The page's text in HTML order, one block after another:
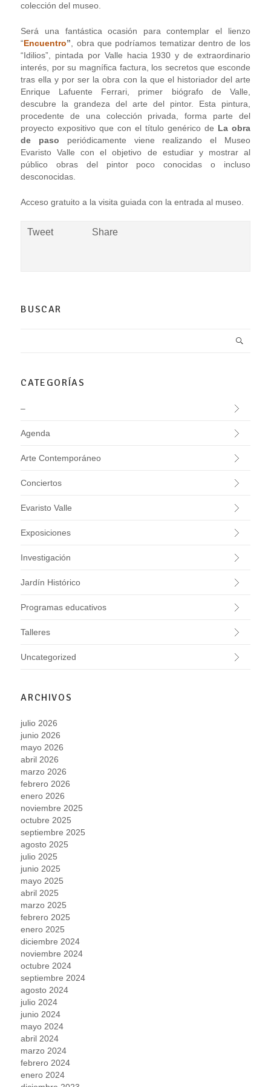
colección del museo.
Será una fantástica ocasión para contemplar el lienzo
“Encuentro” , obra que podríamos tematizar dentro de los
“Idilios”, pintada por Valle hacia 1930 y de extraordinario
interés, por su magnífica factura, los secretos que esconde
tras ella y por ser la obra con la que el historiador del arte
Enrique Lafuente Ferrari, primer biógrafo de Valle,
descubre la grandeza del arte del pintor. Esta pintura,
procedente de una colección privada, forma parte del
proyecto expositivo que con el título genérico de La obra
de paso periódicamente viene realizando el Museo
Evaristo Valle con el objetivo de estudiar y mostrar al
público obras del pintor poco conocidas o incluso
desconocidas.
Acceso gratuito a la visita guiada con la entrada al museo.
Tweet Share
BUSCAR
CATEGORÍAS
–
Agenda
Arte Contemporáneo
Conciertos
Evaristo Valle
Exposiciones
Investigación
Jardín Histórico
Programas educativos
Talleres
Uncategorized
ARCHIVOS
julio 2026
junio 2026
mayo 2026
abril 2026
marzo 2026
febrero 2026
enero 2026
noviembre 2025
octubre 2025
septiembre 2025
agosto 2025
julio 2025
junio 2025
mayo 2025
abril 2025
marzo 2025
febrero 2025
enero 2025
diciembre 2024
noviembre 2024
octubre 2024
septiembre 2024
agosto 2024
julio 2024
junio 2024
mayo 2024
abril 2024
marzo 2024
febrero 2024
enero 2024